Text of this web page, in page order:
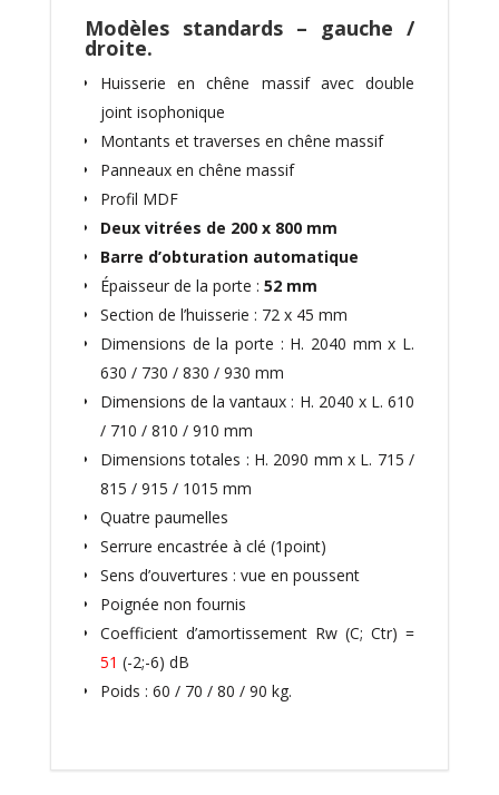
Modèles standards – gauche /
droite.
Huisserie en chêne massif avec double
joint isophonique
Montants et traverses en chêne massif
Panneaux en chêne massif
Profil MDF
Deux vitrées de 200 x 800 mm
Barre d’obturation automatique
Épaisseur de la porte : 52 mm
Section de l’huisserie : 72 x 45 mm
Dimensions de la porte : H. 2040 mm x L.
630 / 730 / 830 / 930 mm
Dimensions de la vantaux : H. 2040 x L. 610
/ 710 / 810 / 910 mm
Dimensions totales : H. 2090 mm x L. 715 /
815 / 915 / 1015 mm
Quatre paumelles
Serrure encastrée à clé (1point)
Sens d’ouvertures : vue en poussent
Poignée non fournis
Coefficient d’amortissement Rw (C; Ctr) =
51 (-2;-6) dB
Poids : 60 / 70 / 80 / 90 kg.